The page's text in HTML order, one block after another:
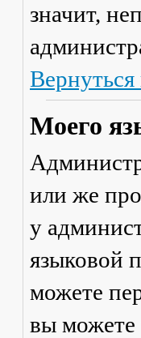
значит,
Вернуться
Моего
или же
у
языковой
можете
вы можете